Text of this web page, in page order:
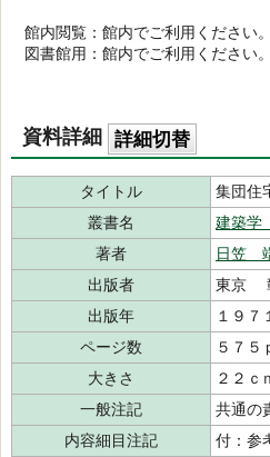
館内閲覧：館内でご利用ください
図書館用：館内でご利用ください
資料詳細 詳細切替
タイトル
集団住
叢書名
建築
著者
日笠
出版者
東京
出版年
１９７１
ページ数
５７５
大きさ
２２ｃ
一般注記
共通の
内容細目注記
付：参